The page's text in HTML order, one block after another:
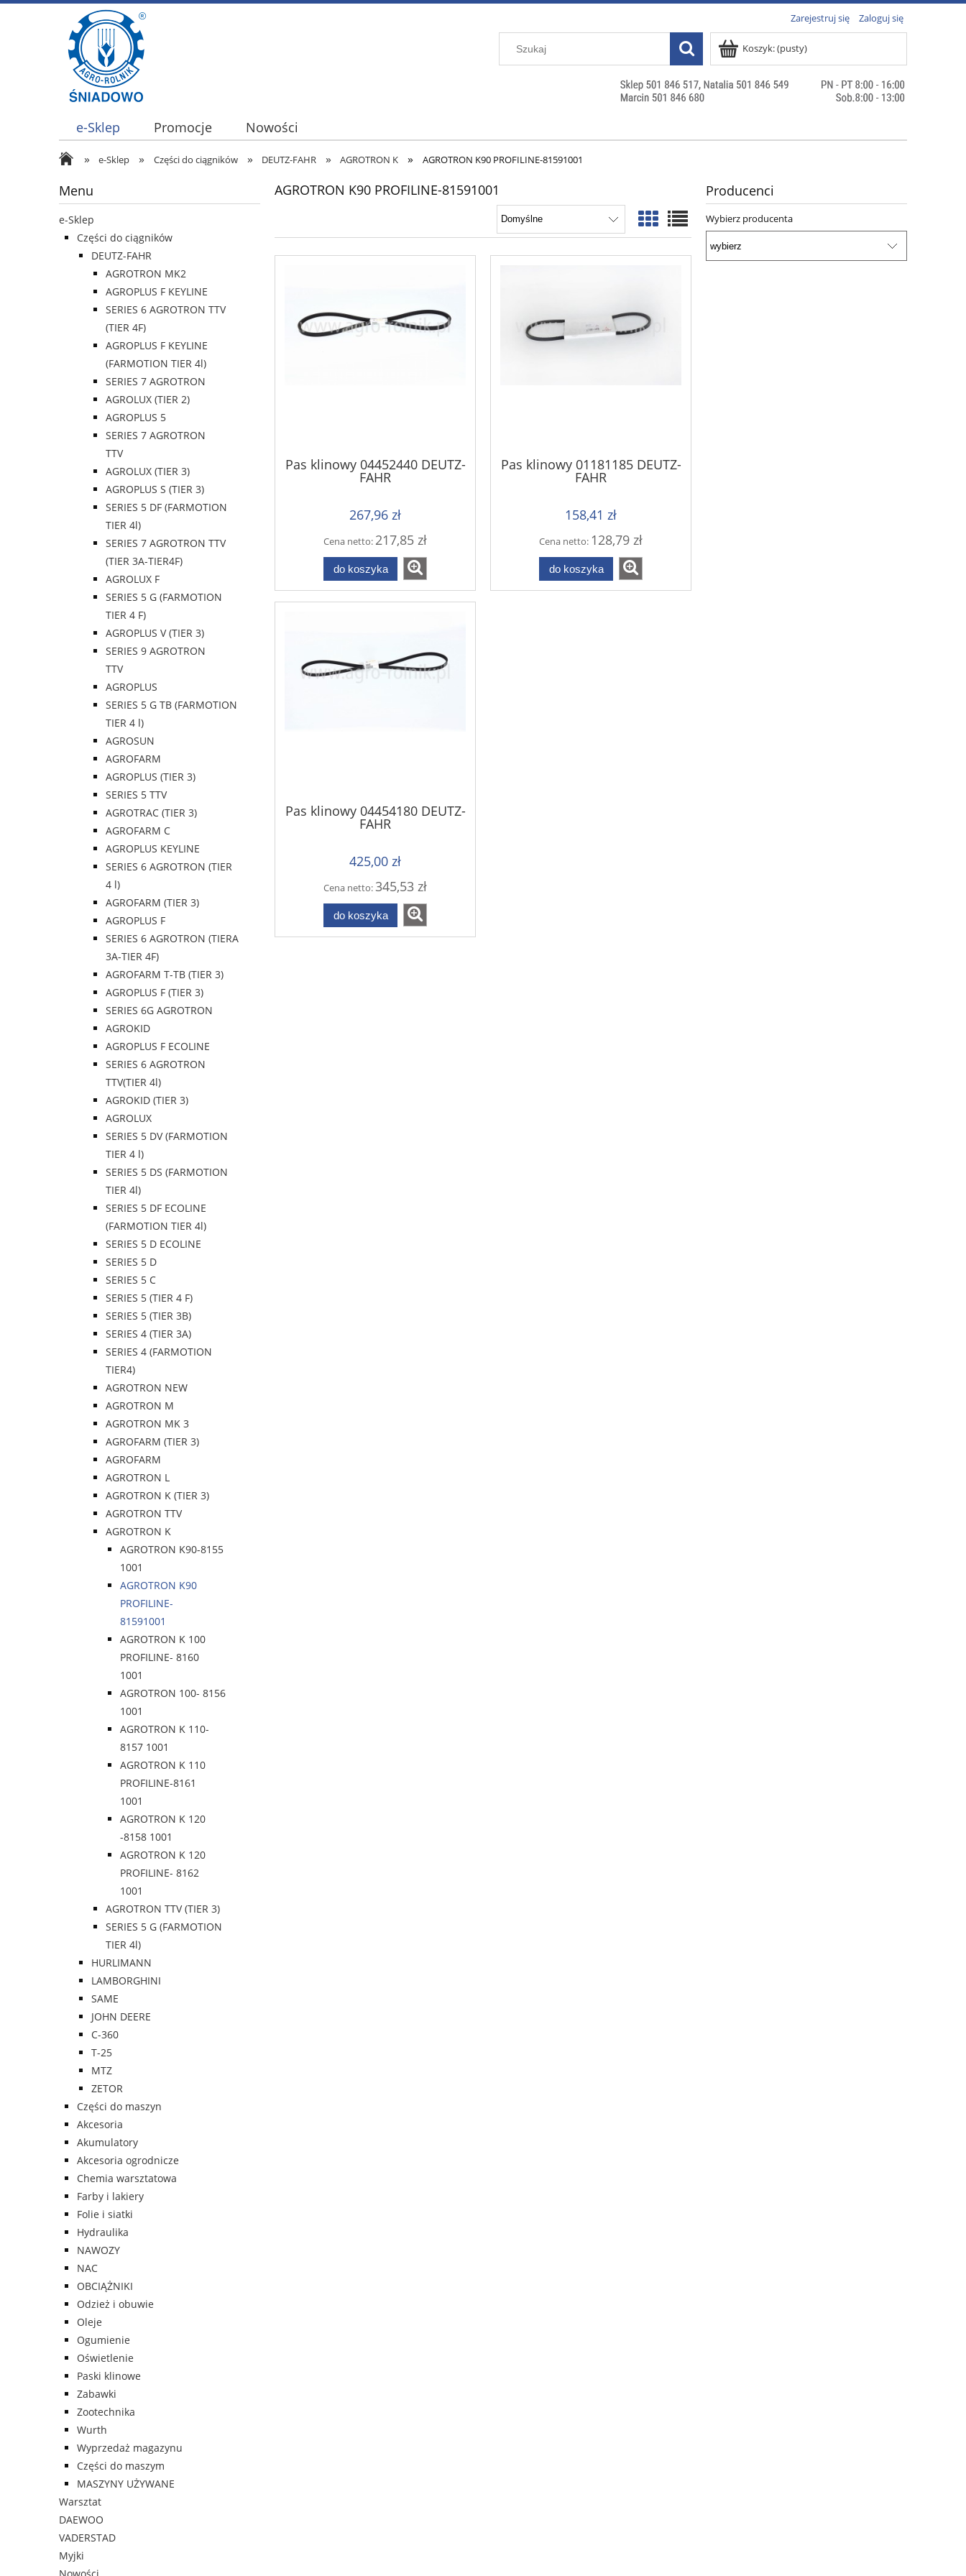
Zarejestruj się Zaloguj się
Koszyk:(pusty)
e-Sklep Promocje Nowości
» e-Sklep » Części do ciągników » DEUTZ-FAHR » AGROTRON K » AGROTRON K90 PROFILINE-81591001
Menu
e-Sklep
Części do ciągników
DEUTZ-FAHR
AGROTRON MK2
AGROPLUS F KEYLINE
SERIES 6 AGROTRON TTV
(TIER 4F)
AGROPLUS F KEYLINE
(FARMOTION TIER 4l)
SERIES 7 AGROTRON
AGROLUX (TIER 2)
AGROPLUS 5
SERIES 7 AGROTRON
TTV
AGROLUX (TIER 3)
AGROPLUS S (TIER 3)
SERIES 5 DF (FARMOTION
TIER 4l)
SERIES 7 AGROTRON TTV
(TIER 3A-TIER4F)
AGROLUX F
SERIES 5 G (FARMOTION
TIER 4 F)
AGROPLUS V (TIER 3)
SERIES 9 AGROTRON
TTV
AGROPLUS
SERIES 5 G TB (FARMOTION
TIER 4 l)
AGROSUN
AGROFARM
AGROPLUS (TIER 3)
SERIES 5 TTV
AGROTRAC (TIER 3)
AGROFARM C
AGROPLUS KEYLINE
SERIES 6 AGROTRON (TIER
4 l)
AGROFARM (TIER 3)
AGROPLUS F
SERIES 6 AGROTRON (TIERA
3A-TIER 4F)
AGROFARM T-TB (TIER 3)
AGROPLUS F (TIER 3)
SERIES 6G AGROTRON
AGROKID
AGROPLUS F ECOLINE
SERIES 6 AGROTRON
TTV(TIER 4l)
AGROKID (TIER 3)
AGROLUX
SERIES 5 DV (FARMOTION
TIER 4 l)
SERIES 5 DS (FARMOTION
TIER 4l)
SERIES 5 DF ECOLINE
(FARMOTION TIER 4l)
SERIES 5 D ECOLINE
SERIES 5 D
SERIES 5 C
SERIES 5 (TIER 4 F)
SERIES 5 (TIER 3B)
SERIES 4 (TIER 3A)
SERIES 4 (FARMOTION
TIER4)
AGROTRON NEW
AGROTRON M
AGROTRON MK 3
AGROFARM (TIER 3)
AGROFARM
AGROTRON L
AGROTRON K (TIER 3)
AGROTRON TTV
AGROTRON K
AGROTRON K90-8155
1001
AGROTRON K90
PROFILINE-
81591001
AGROTRON K 100
PROFILINE- 8160
1001
AGROTRON 100- 8156
1001
AGROTRON K 110-
8157 1001
AGROTRON K 110
PROFILINE-8161
1001
AGROTRON K 120
-8158 1001
AGROTRON K 120
PROFILINE- 8162
1001
AGROTRON TTV (TIER 3)
SERIES 5 G (FARMOTION
TIER 4l)
HURLIMANN
LAMBORGHINI
SAME
JOHN DEERE
C-360
T-25
MTZ
ZETOR
Części do maszyn
Akcesoria
Akumulatory
Akcesoria ogrodnicze
Chemia warsztatowa
Farby i lakiery
Folie i siatki
Hydraulika
NAWOZY
NAC
OBCIĄŻNIKI
Odzież i obuwie
Oleje
Ogumienie
Oświetlenie
Paski klinowe
Zabawki
Zootechnika
Wurth
Wyprzedaż magazynu
Części do maszym
MASZYNY UŻYWANE
Warsztat
DAEWOO
VADERSTAD
Myjki
AGROTRON K90 PROFILINE-81591001
Pas klinowy 04452440 DEUTZ-
FAHR
267,96 zł
Cena netto: 217,85 zł
do koszyka
Pas klinowy 01181185 DEUTZ-
FAHR
158,41 zł
Cena netto: 128,79 zł
do koszyka
Pas klinowy 04454180 DEUTZ-
FAHR
425,00 zł
Cena netto:345,53 zł
do koszyka
Producenci
Wybierz producenta